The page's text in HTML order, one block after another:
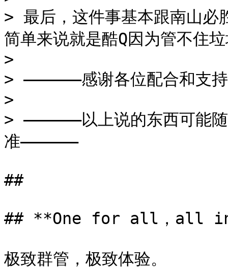
> 最后，这件事基本跟南山必
简单来说就是酷Q因为管不住
>
> ——————感谢各位配合和支
>
> ——————以上说的东西可能
准——————
##
## **One for all，all
极致群管，极致体验。